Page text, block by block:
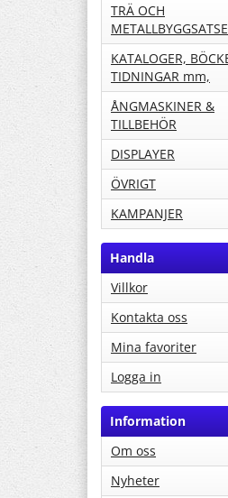
TRÄ OCH
KATALOGER,
TIDNINGAR mm,
ÅNGMASKINER &
TILLBEHÖR
DISPLAYER
ÖVRIGT
KAMPANJER
Handla
Villkor
Kontakta oss
Mina favoriter
Logga in
Information
Om oss
Nyheter